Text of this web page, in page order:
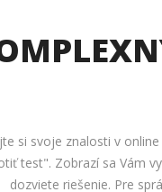
si svoje znalosti v
test". Zobrazí sa Vám
dozviete riešenie. Pre